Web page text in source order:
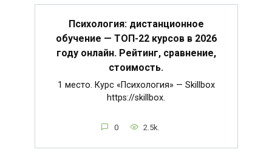
Психология: дистанционное
обучение — ТОП-22 курсов в 2026
году онлайн. Рейтинг, сравнение,
стоимость.
1 место. Курс «Психология» — Skillbox
https://skillbox.
0 2.5k.